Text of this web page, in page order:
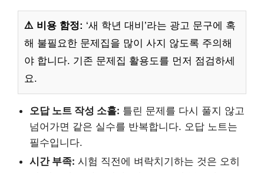
⚠️ 비용 함정: ‘새 학년 대비’라는 광고 문구에 혹
해 불필요한 문제집을 많이 사지 않도록 주의해
야 합니다. 기존 문제집 활용도를 먼저 점검하세
요.
오답 노트 작성 소홀: 틀린 문제를 다시 풀지 않고
넘어가면 같은 실수를 반복합니다. 오답 노트는
필수입니다.
시간 부족: 시험 직전에 벼락치기하는 것은 오히